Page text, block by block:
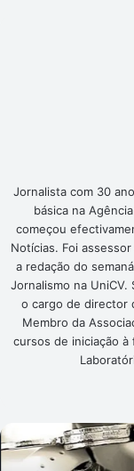
Jornalista com 30
básica na
começou
Notícias. Foi
a redação do
Jornalismo na
o cargo de director
Membro da
cursos de iniciação